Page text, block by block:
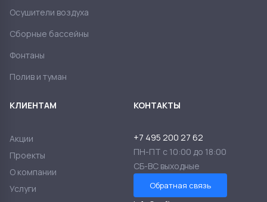
Осушители воздуха
Сборные бассейны
Фонтаны
Полив и туман
КЛИЕНТАМ
Акции
Проекты
О компании
Услуги
КОНТАКТЫ
+7 495 200 27 62
ПН-ПТ с 10:00 до 18:00
СБ-ВС выходные
Обратная связь